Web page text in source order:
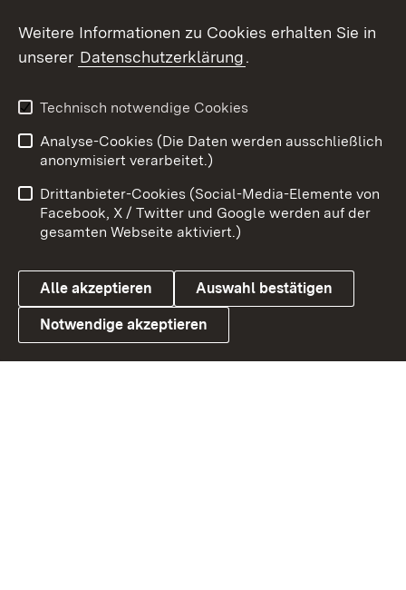
X / Twitter
Youtube
Link zum Landesportal
Impressum
Kontakt
Barrierefreiheit
Datenschutz
Cookies
Weitere Informationen zu Cookies erhalten Sie in
unserer Datenschutzerklärung.
Technisch notwendige Cookies
Analyse-Cookies (Die Daten werden ausschließlich
anonymisiert verarbeitet.)
Drittanbieter-Cookies (Social-Media-Elemente von
Facebook, X / Twitter und Google werden auf der
gesamten Webseite aktiviert.)
Alle akzeptieren Auswahl bestätigen
Notwendige akzeptieren